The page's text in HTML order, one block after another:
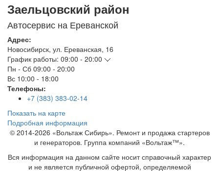
Заельцовский район
Автосервис на Ереванской
Адрес:
Новосибирск, ул. Ереванская, 16
График работы: 09:00 - 20:00
Пн - Сб 09:00 - 20:00
Вс 10:00 - 18:00
Телефоны:
+7 (383) 383-02-14
Показать на карте
Подробная информация
© 2014-2026 «Вольтаж Сибирь». Ремонт и продажа стартеров
и генераторов. Группа компаний «Вольтаж™».
Вся информация на данном сайте носит справочный характер
и не является публичной офертой, определяемой